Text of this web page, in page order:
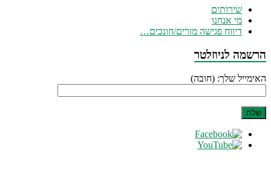
שירותים
מי אנחנו
דיווח פגישה מורים/חונכים…
הרשמה לניוזלטר
האימייל שלך: (חובה)